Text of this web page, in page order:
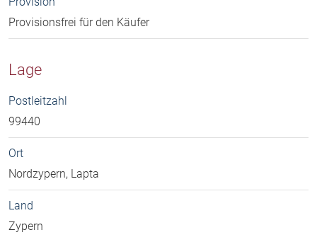
Provisionsfrei für den Käufer
Lage
Postleitzahl
99440
Ort
Nordzypern, Lapta
Land
Zypern